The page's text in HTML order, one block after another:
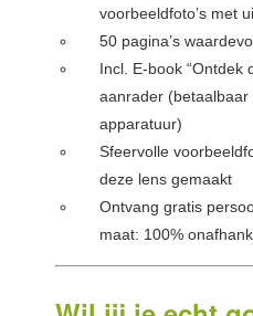
voorbeeldfoto’s met
50 pagina’s
Incl. E-book “Ontdek
aanrader
apparatuur)
Sfeervolle
deze lens gemaakt
Ontvang gratis
maat: 100%